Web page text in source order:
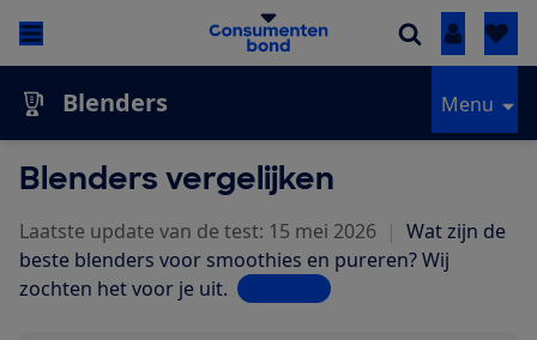
Inloggen
Blenders Menu
Blenders vergelijken
Laatste update van de test: 15 mei 2026 | Wat zijn de
beste blenders voor smoothies en pureren? Wij
zochten het voor je uit. Lees meer